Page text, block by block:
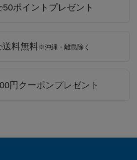
50ポイントプレゼント
送料無料※沖縄・離島除く
円クーポンプレゼント